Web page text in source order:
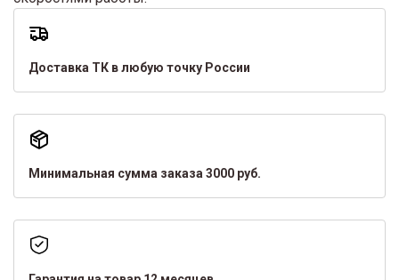
Доставка ТК в любую точку России
Минимальная сумма заказа 3000 руб.